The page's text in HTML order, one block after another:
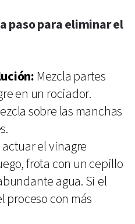
paso para eliminar el
Mezcla partes
en un rociador.
sobre las manchas
el vinagre
frota con un cepillo
agua. Si el
proceso con más